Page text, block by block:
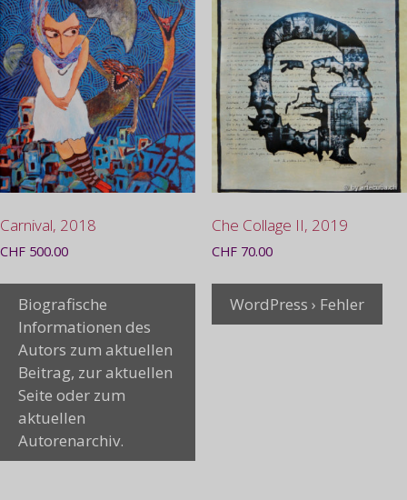
Carnival, 2018
CHF 500.00
Biografische
Informationen des
Autors zum aktuellen
Beitrag, zur aktuellen
Seite oder zum
aktuellen
Autorenarchiv.
Che Collage II, 2019
CHF70.00
WordPress › Fehler